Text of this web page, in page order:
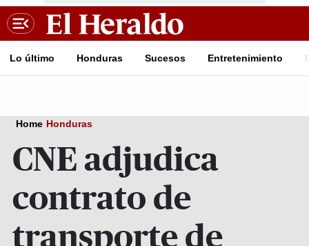
Lo último Honduras Sucesos Entretenimiento
Home Honduras
CNE adjudica
contrato de
transporte de